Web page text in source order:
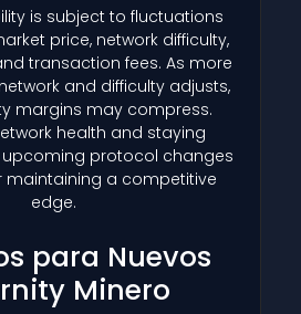
is subject to fluctuations
price, network difficulty,
transaction fees. As more
and difficulty adjusts,
margins may compress.
health and staying
protocol changes
maintaining a competitive
edge.
para Nuevos
Minero